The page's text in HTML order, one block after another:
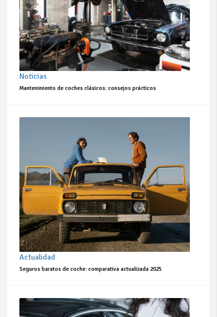
Noticias
Mantenimiento de coches clásicos: consejos prácticos
Actualidad
Seguros baratos de coche: comparativa actualizada 2025